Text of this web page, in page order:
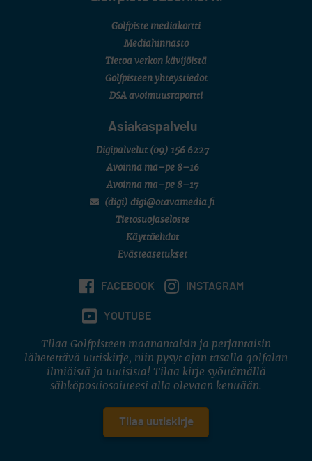
Golfpiste mediakortti
Mediahinnasto
Tietoa verkon kävijöistä
Golfpisteen yhteystiedot
DSA avoimuusraportti
Asiakaspalvelu
Digipalvelut (09) 156 6227
Avoinna ma–pe 8–16
Avoinna ma–pe 8–17
(digi) digi@otavamedia.fi
Tietosuojaseloste
Käyttöehdot
Evästeasetukset
FACEBOOK INSTAGRAM
YOUTUBE
Tilaa Golfpisteen maanantaisin ja perjantaisin
lähetettävä uutiskirje, niin pysyt ajan tasalla golfalan
ilmiöistä ja uutisista! Tilaa kirje syöttämällä
sähköpostiosoitteesi alla olevaan kenttään.
Tilaa uutiskirje